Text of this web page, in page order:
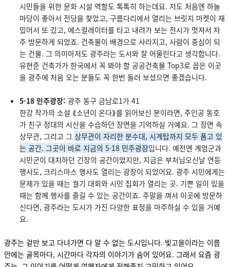
시민들을 위한 문화 시설 역할도 톡톡히 하는데요. 저도 처음엔 하늘
마당이 좋아서 전당을 찾았고, 구름다리에서 열리는 브릿지 마켓이 재
밌어서 또 갔고, 에스컬레이터를 타고 내려가 보는 전시가 멋져서 자
주 방문하게 되었죠. 건축물이 배경으로 사라지고, 사람이 중심이 되
는 건물. 그 의미마저도 광주라는 도시와 잘 어울린다고 생각합니다.
유현준 건축가가 한국에서 꼭 봐야 할 공공건축물 Top3로 꼽은 이곳
을 광주에 처음 오는 분들도 꼭 한번 들러 보셨으면 좋겠습니다.
5·18 민주광장: 광주 동구 금남로1가 41
한강 작가의 소설 ⟪소년이 온다⟫를 읽어보신 분이라면, 주인공 동호
가 친구 정대의 시신을 수습하던 장면을 기억하실 거예요. 그 장면 속
상무관, 그리고 그 상무관이 자리한 분수대, 시계탑까지 모두 품고 있
는 공간. 그곳이 바로 지금의 5·18 민주광장입니다. 예전엔 계엄군과
시민군이 대치하던 긴장의 공간이었지만, 지금은 부처님오신날 연등
행사도, 크리스마스 행사도 열리는 광장이 되었어요. 광주 시민에게는
문제가 있을 때는 궐기 대회와 시민 집회가 열리는 곳. 기쁜 일이 있을
때는 함께 행사를 즐길 수 있는 공간이죠. 주말을 껴서 이곳에 방문하
신다면, 광주라는 도시가 가진 다양한 표정을 마주하실 수 있을 거예
요.
광주는 겉만 보고 다녀가면 다 알 수 없는 도시입니다. 빛고을이라는 이름
안에는 골목마다, 시간마다 각자의 이야기가 숨어 있어요. 그래서 요즘 광